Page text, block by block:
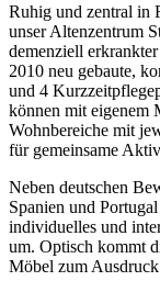
Ruhig und zentral in
unser Altenzentrum
demenziell
2010 neu gebaute,
und 4
können mit eigenem
Wohnbereiche mit
für gemeinsame
Neben deutschen
Spanien und
individuelles und
um. Optisch kommt
Möbel zum